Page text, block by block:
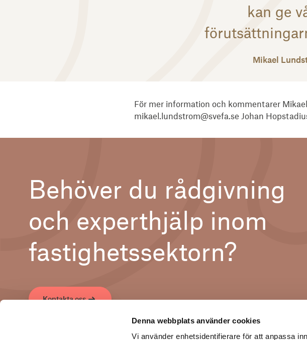
Denna webbplats använder cookies
Vi använder enhetsidentifierare för att anpassa
kan ge
Mikael
För mer information och kommentarer
mikael.lundstrom@svefa.se Johan
Behöver du rådgivning
och experthjälp inom
fastighetssektorn?
Kontakta oss